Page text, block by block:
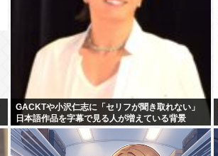
GACKTや小沢仁志に「セリフが聞き取れない」
日本語作品を字幕で見る人が増えている背景